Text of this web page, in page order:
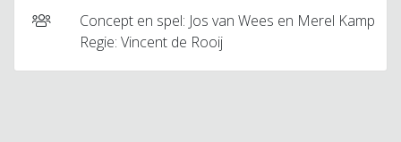
Concept en spel: Jos van Wees en Merel Kamp
Regie: Vincent de Rooij